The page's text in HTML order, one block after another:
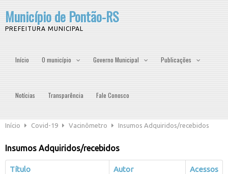
Município de Pontão-RS
PREFEITURA MUNICIPAL
Início O município Governo Municipal Publicações
Notícias Transparência Fale Conosco
Início Covid-19 Vacinômetro Insumos Adquiridos/recebidos
Insumos Adquiridos/recebidos
Título Autor Acessos